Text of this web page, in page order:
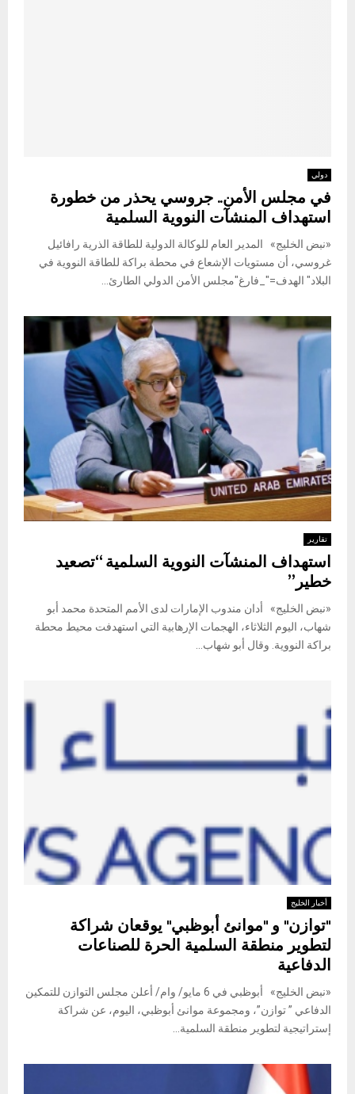
دولي
في مجلس الأمن.. جروسي يحذر من خطورة
استهداف المنشآت النووية السلمية
«نبض الخليج» المدير العام للوكالة الدولية للطاقة الذرية رافائيل
غروسي، أن مستويات الإشعاع في محطة براكة للطاقة النووية في
البلاد" الهدف="_فارغ"مجلس الأمن الدولي الطارئ...
تقارير
استهداف المنشآت النووية السلمية “تصعيد
خطير”
«نبض الخليج» أدان مندوب الإمارات لدى الأمم المتحدة محمد أبو
شهاب، اليوم الثلاثاء، الهجمات الإرهابية التي استهدفت محيط محطة
براكة النووية. وقال أبو شهاب...
أخبار الخليج
"توازن" و "موانئ أبوظبي" يوقعان شراكة
لتطوير منطقة السلمية الحرة للصناعات
الدفاعية
«نبض الخليج» أبوظبي في 6 مايو/ وام/ أعلن مجلس التوازن للتمكين
الدفاعي ” توازن”، ومجموعة موانئ أبوظبي، اليوم، عن شراكة
إستراتيجية لتطوير منطقة السلمية...